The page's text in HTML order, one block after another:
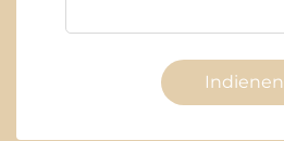
Indienen